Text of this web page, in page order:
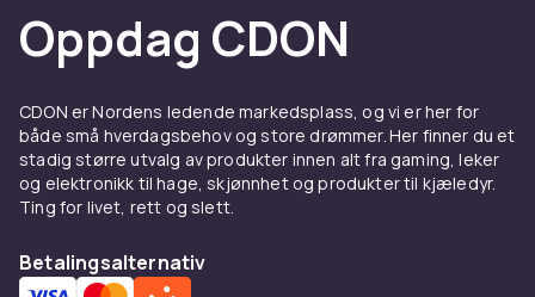
Hos CDON finner du lekestuer & klatrestativ fra
LEGO, Barbie og Schleich til
og enkel retur.
Sammenlign produkter og les
kundeanmeldelser for å finne beste leketøy. Vi
har et stort sortiment til alle budsjetter.
Hos CDON finner du lekestuer & klatrestativ fra
LEGO, Barbie og Schleich til
Oppdag CDON
CDON er Nordens ledende markedsplass, og vi er her for
både små hverdagsbehov og store drømmer. Her finner du et
stadig større utvalg av produkter innen alt fra gaming, leker
og elektronikk til hage, skjønnhet og produkter til kjæledyr.
Ting for livet, rett og slett.
Betalingsalternativ